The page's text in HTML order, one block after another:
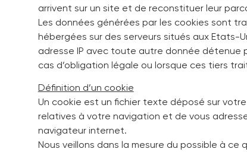
arrivent sur un site et de reconstituer leur
Les données générées par les cookies sont
hébergées sur des serveurs situés aux Etats-
adresse IP avec toute autre donnée détenue
cas d’obligation légale ou lorsque ces tiers
Définition d’un cookie
Un cookie est un fichier texte déposé sur
relatives à votre navigation et de vous
navigateur internet.
Nous veillons dans la mesure du possible à